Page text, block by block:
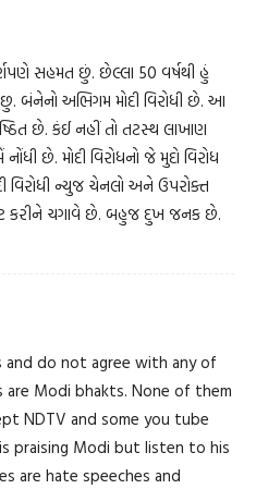
સહમત છું. છેલ્લા 50 વર્ષથી હું
બંનેનો અભિગમ મોદી વિરોધી છે. આ
છે. કંઈ નહીં તો તટસ્થ લાખાણ
છે. મોદી વિરોધનો જે મુદો વિરોધ
વિરોધી ન્યુજ ચેનલો અને ઉપરોક્ત
કરીને ચગાવે છે. બહુજ દુખ જનક છે.
and do not agree with any of
are Modi bhakts. None of them
NDTV and some you tube
praising Modi but listen to his
are hate speeches and